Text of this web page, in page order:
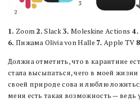
1. Zoom 2. Slack3. Moleskine Actions 4.
6. Пижама Olivia von Halle7. Apple TV
Должна отметить, что в карантине
стала высыпаться, чего в моей
своей природе сова и люблю
меня есть такая возможность — ведь